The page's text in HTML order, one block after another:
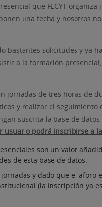
que FECYT
una fecha y nosotros
bastantes solicitudes y ya
a la formación
jornadas de tres horas de
y realizar el
suscrita la base de datos
usuario podrá inscribirse a
son un valor
de esta base de datos.
y dado que el
(la inscripción ya